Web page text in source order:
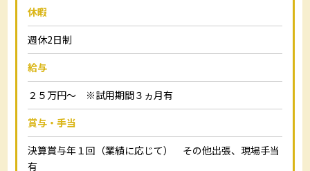
休暇
週休2日制
給与
２５万円～ ※試用期間３ヵ月有
賞与・手当
決算賞与年１回（業績に応じて） その他出張、現場手当
有